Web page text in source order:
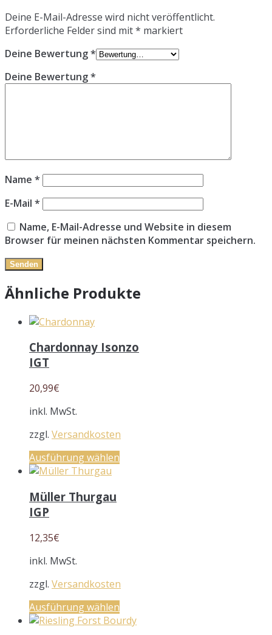
Deine E-Mail-Adresse wird nicht veröffentlicht.
Erforderliche Felder sind mit* markiert
Deine Bewertung*
Deine Bewertung*
Name *
E-Mail *
Name, E-Mail-Adresse und Website in diesem
Browser für meinen nächsten Kommentar speichern.
Ähnliche Produkte
Chardonnay Isonzo
IGT
20,99€
inkl. MwSt.
zzgl. Versandkosten
Ausführung wählen
Müller Thurgau
IGP
12,35€
inkl. MwSt.
zzgl. Versandkosten
Ausführung wählen